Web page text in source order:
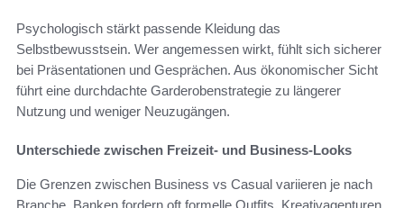
Psychologisch stärkt passende Kleidung das
Selbstbewusstsein. Wer angemessen wirkt, fühlt sich sicherer
bei Präsentationen und Gesprächen. Aus ökonomischer Sicht
führt eine durchdachte Garderobenstrategie zu längerer
Nutzung und weniger Neuzugängen.
Unterschiede zwischen Freizeit- und Business-Looks
Die Grenzen zwischen Business vs Casual variieren je nach
Branche. Banken fordern oft formelle Outfits, Kreativagenturen